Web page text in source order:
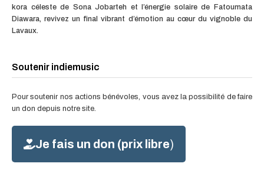
kora céleste de Sona Jobarteh et l’énergie solaire de Fatoumata
Diawara, revivez un final vibrant d’émotion au cœur du vignoble du
Lavaux.
Soutenir indiemusic
Pour soutenir nos actions bénévoles, vous avez la possibilité de faire
un don depuis notre site.
Je fais un don (prix libre)